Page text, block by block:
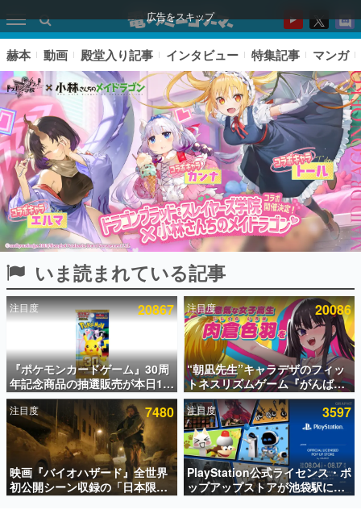
広告をスキップ
ピックアップ
電ファミのいま読まれている記事ランキング
アプリセール情報
インタビュー
連載・特集一覧
殿堂入り記事
SNS拡散数が数千以上！ ページビュー数万以上！ などな
ど。多くの人々に読まれた、電ファミ渾身の“殿堂入り”記
事をまとめました。
赫本 動画 殿堂入り記事 インタビュー 特集記事 マンガ
いま読まれている記事
注目度 20867
『ポケモンカードゲーム』30周
年記念商品の抽選販売が本日12
時より開始。拡張パック「30th
CELEBRATION」のボックス
に、「プレミアムデッキセット
エーフィ・ブラッキー」
「FUTURISTIC BOX」の計3商
品
注目度 20086
“朝凪先生”キャラデザのフィッ
トネスリズムゲーム『がんば
れ！チアリズム』Steamストア
ページが公開。キャラクターの
CVは陽向葵ゅかさん
注目度 7480
映画『バイオハザード』全世界
初公開シーン収録の「日本限
定」予告映像が解禁。バイオの
注目度 3597
PlayStation公式ライセンス・ポ
ップアップストアが池袋駅にて
期間限定で開催。夏のアパレル